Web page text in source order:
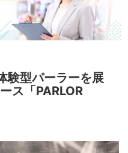
験型パーラーを展
ス「PARLOR